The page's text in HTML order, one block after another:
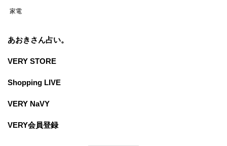
家電
あおきさん占い。
VERY STORE
Shopping LIVE
VERY NaVY
VERY会員登録